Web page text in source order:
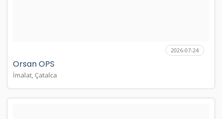
2026-07-24
Orsan OPS
İmalat, Çatalca